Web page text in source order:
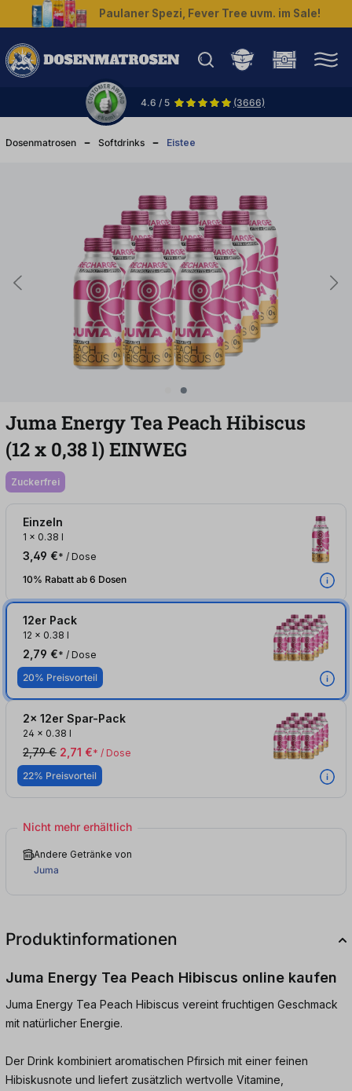
springen Paulaner Spezi, Fever Tree uvm. im Sale!
4.6 / 5 (3666)
Dosenmatrosen Softdrinks Eistee
Juma Energy Tea Peach Hibiscus
(12x 0,38l)EINWEG
zuckerfrei
Einzeln
1 x 0.38 l
3,49 €* / Dose
10% Rabatt ab 6 Dosen
12er Pack
12 x 0.38 l
2,79 €* / Dose
20% Preisvorteil
2x 12er Spar-Pack
24 x 0.38 l
2,79 € 2,71 €* / Dose
22% Preisvorteil
Nicht mehr erhältlich
Andere Getränke von
Juma
Produktinformationen
Juma Energy Tea Peach Hibiscus online kaufen
Juma Energy Tea Peach Hibiscus vereint fruchtigen Geschmack
mit natürlicher Energie.
Der Drink kombiniert aromatischen Pfirsich mit einer feinen
Hibiskusnote und liefert zusätzlich wertvolle Vitamine,